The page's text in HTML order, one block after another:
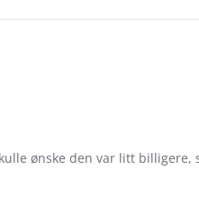
ønske den var litt billigere,